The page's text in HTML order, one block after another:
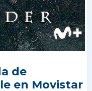
de
en Movistar